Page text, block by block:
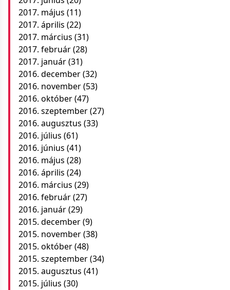
2017. május (11)
2017. április (22)
2017. március (31)
2017. február(28)
2017. január(31)
2016. december(32)
2016. november(53)
2016. október(47)
2016. szeptember(27)
2016. augusztus (33)
2016. július (61)
2016. június (41)
2016. május (28)
2016. április (24)
2016. március (29)
2016. február(27)
2016. január(29)
2015. december(9)
2015. november(38)
2015. október(48)
2015. szeptember(34)
2015. augusztus (41)
2015. július (30)